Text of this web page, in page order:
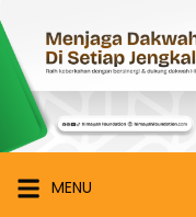
to
content
Himayah
Foundation
Menjaga
Dakwah
di
Setiap
Jengkal
MENU